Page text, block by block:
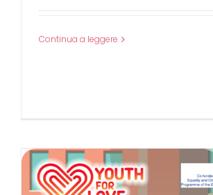
Continua a leggere